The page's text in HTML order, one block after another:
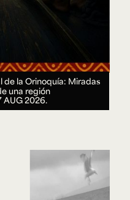
de la Orinoquía: Miradas
una región
AUG 2026.